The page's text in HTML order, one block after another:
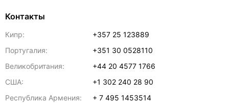
Контакты
Кипр:
+357 25 123889
Португалия:
+351 30 0528110
Великобритания:
+44 20 4577 1766
США:
+1 302 240 28 90
Республика Армения:
+ 7 495 1453514